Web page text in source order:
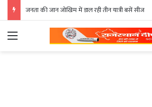
जनता की जान जोखिम में डाल रही तीन यात्री बसें सीज
Menu